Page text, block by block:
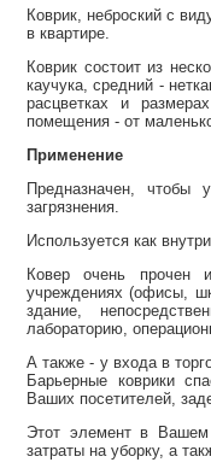
Коврик, неброский с
в квартире.
Коврик состоит из
каучука, средний -
расцветках и
помещения - от
Применение
Предназначен,
загрязнения.
Используется как
Ковер очень прочен
учреждениях (офисы,
здание,
лабораторию,
А также - у входа в
Барьерные коврики
Ваших посетителей,
Этот элемент в Вашем
затраты на уборку, а